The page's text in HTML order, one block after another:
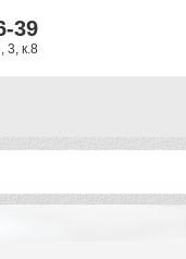
39
3, к.8